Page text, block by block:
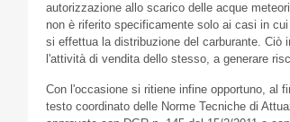
autorizzazione allo scarico delle acque
non è riferito specificamente solo ai casi in
si effettua la distribuzione del carburante. Ciò
l'attività di vendita dello stesso, a generare
Con l'occasione si ritiene infine opportuno, al
testo coordinato delle Norme Tecniche di